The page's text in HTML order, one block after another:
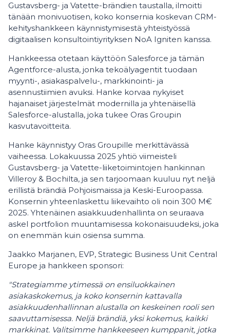
Gustavsberg- ja Vatette-brändien taustalla, ilmoitti
tänään monivuotisen, koko konsernia koskevan CRM-
kehityshankkeen käynnistymisestä yhteistyössä
digitaalisen konsultointiyrityksen NoA Igniten kanssa.
Hankkeessa otetaan käyttöön Salesforce ja tämän
Agentforce-alusta, jonka tekoälyagentit tuodaan
myynti-, asiakaspalvelu-, markkinointi- ja
asennustiimien avuksi. Hanke korvaa nykyiset
hajanaiset järjestelmät modernilla ja yhtenäisellä
Salesforce-alustalla, joka tukee Oras Groupin
kasvutavoitteita.
Hanke käynnistyy Oras Groupille merkittävässä
vaiheessa. Lokakuussa 2025 yhtiö viimeisteli
Gustavsberg- ja Vatette-liiketoimintojen hankinnan
Villeroy & Bochilta, ja sen tarjoomaan kuuluu nyt neljä
erillistä brändiä Pohjoismaissa ja Keski-Euroopassa.
Konsernin yhteenlaskettu liikevaihto oli noin 300 M€
2025. Yhtenäinen asiakkuudenhallinta on seuraava
askel portfolion muuntamisessa kokonaisuudeksi, joka
on enemmän kuin osiensa summa.
Jaakko Marjanen, EVP, Strategic Business Unit Central
Europe ja hankkeen sponsori:
"Strategiamme ytimessä on ensiluokkainen
asiakaskokemus, ja koko konsernin kattavalla
asiakkuudenhallinnan alustalla on keskeinen rooli sen
saavuttamisessa. Neljä brändiä, yksi kokemus, kaikki
markkinat. Valitsimme hankkeeseen kumppanit, jotka